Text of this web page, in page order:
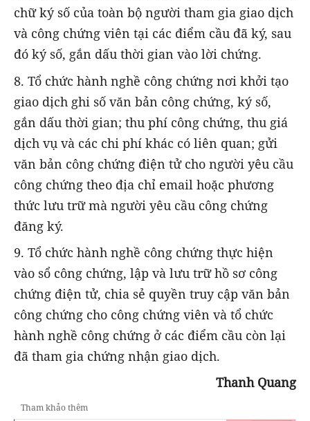
chữ ký số của toàn bộ người tham gia giao dịch
và công chứng viên tại các điểm cầu đã ký, sau
đó ký số, gắn dấu thời gian vào lời chứng.
8. Tổ chức hành nghề công chứng nơi khởi tạo
giao dịch ghi số văn bản công chứng, ký số,
gắn dấu thời gian; thu phí công chứng, thu giá
dịch vụ và các chi phí khác có liên quan; gửi
văn bản công chứng điện tử cho người yêu cầu
công chứng theo địa chỉ email hoặc phương
thức lưu trữ mà người yêu cầu công chứng
đăng ký.
9. Tổ chức hành nghề công chứng thực hiện
vào sổ công chứng, lập và lưu trữ hồ sơ công
chứng điện tử, chia sẻ quyền truy cập văn bản
công chứng cho công chứng viên và tổ chức
hành nghề công chứng ở các điểm cầu còn lại
đã tham gia chứng nhận giao dịch.
Thanh Quang
Tham khảo thêm